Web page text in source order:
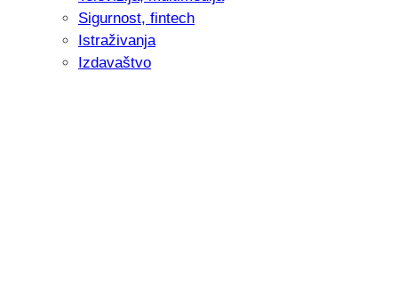
Sigurnost, fintech
Istraživanja
Izdavaštvo